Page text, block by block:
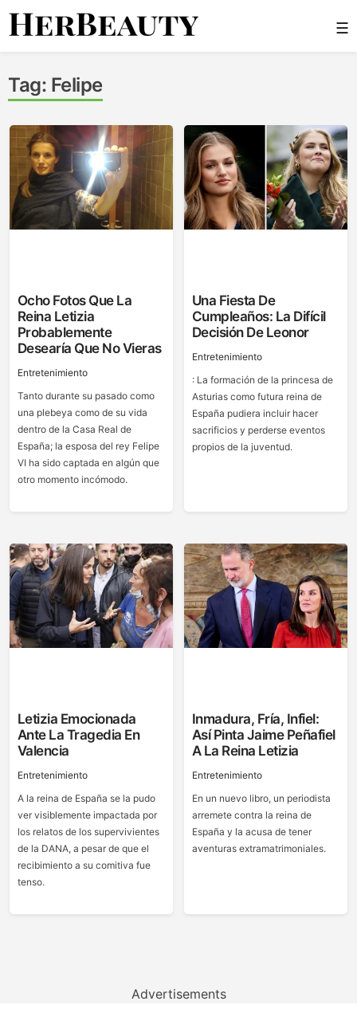
Skip
☰
Tag: Felipe
Ocho Fotos Que La
Reina Letizia
Probablemente
Desearía Que No Vieras
Entretenimiento
Tanto durante su pasado como
una plebeya como de su vida
dentro de la Casa Real de
España; la esposa del rey Felipe
VI ha sido captada en algún que
otro momento incómodo.
Una Fiesta De
Cumpleaños: La Difícil
Decisión De Leonor
Entretenimiento
: La formación de la princesa de
Asturias como futura reina de
España pudiera incluir hacer
sacrificios y perderse eventos
propios de la juventud.
Letizia Emocionada
Ante La Tragedia En
Valencia
Entretenimiento
A la reina de España se la pudo
ver visiblemente impactada por
los relatos de los supervivientes
de la DANA, a pesar de que el
recibimiento a su comitiva fue
tenso.
Inmadura, Fría, Infiel:
Así Pinta Jaime Peñafiel
A La Reina Letizia
Entretenimiento
En un nuevo libro, un periodista
arremete contra la reina de
España y la acusa de tener
aventuras extramatrimoniales.
Advertisements